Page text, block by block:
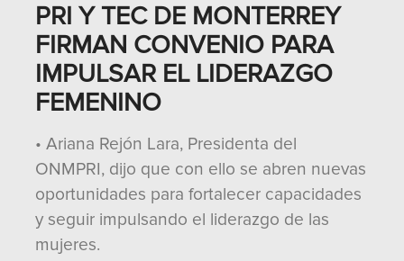
PRI Y TEC DE MONTERREY
FIRMAN CONVENIO PARA
IMPULSAR EL LIDERAZGO
FEMENINO
• Ariana Rejón Lara, Presidenta del
ONMPRI, dijo que con ello se abren nuevas
oportunidades para fortalecer capacidades
y seguir impulsando el liderazgo de las
mujeres.